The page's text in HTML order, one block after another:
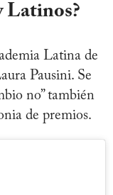
Latinos?
Latina de
Pausini. Se
no” también
de premios.